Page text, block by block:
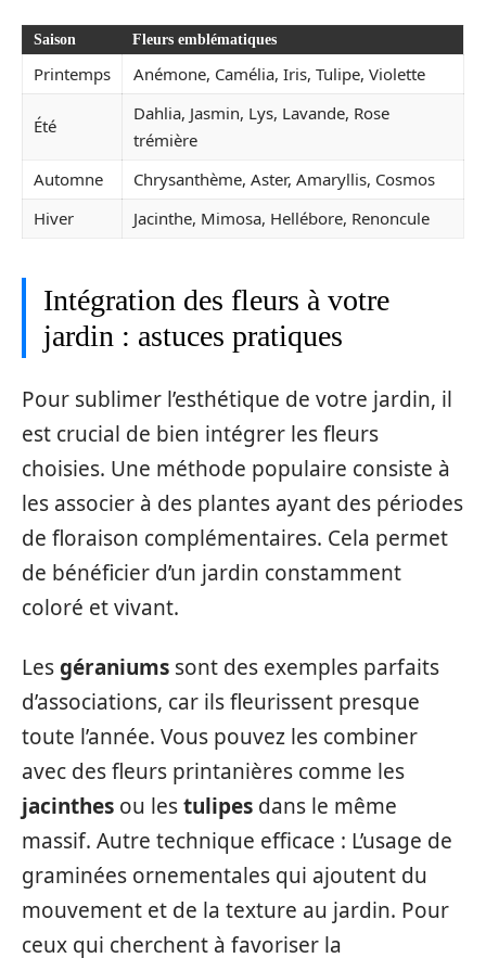
Saison Fleurs emblématiques
Printemps Anémone, Camélia, Iris, Tulipe, Violette
Été
Dahlia, Jasmin, Lys, Lavande, Rose
trémière
Automne
Chrysanthème, Aster, Amaryllis, Cosmos
Hiver
Jacinthe, Mimosa, Hellébore, Renoncule
Intégration des fleurs à votre
jardin : astuces pratiques
Pour sublimer l’esthétique de votre jardin, il
est crucial de bien intégrer les fleurs
choisies. Une méthode populaire consiste à
les associer à des plantes ayant des périodes
de floraison complémentaires. Cela permet
de bénéficier d’un jardin constamment
coloré et vivant.
Lesgéraniums sont des exemples parfaits
d’associations, car ils fleurissent presque
toute l’année. Vous pouvez les combiner
avec des fleurs printanières comme les
jacinthes ou lestulipes dans le même
massif. Autre technique efficace : L’usage de
graminées ornementales qui ajoutent du
mouvement et de la texture au jardin. Pour
ceux qui cherchent à favoriser la